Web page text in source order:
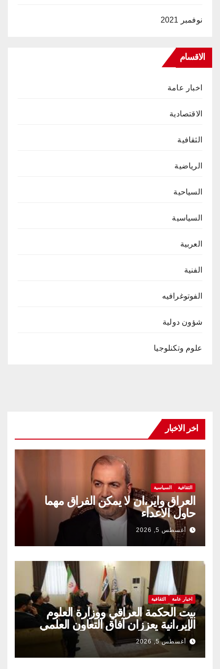
نوفمبر 2021
الاقسام
اخبار عامة
الاقتصادية
الثقافية
الرياضية
السياحية
السياسية
العربية
الفنية
الفوتوغرافيه
شؤون دولية
علوم وتكنلوجيا
اخر الاخبار
الثقافية السياسية
العراق واير،ان لا يمكن الفراق مهما
حاول الاعداء
أغسطس 5, 2026
اخبار عامة الثقافية
بيت الحكمة العراقي ووزارة العلوم
الإير،انية يعززان آفاق التعاون العلمي
والثقافي.
أغسطس 5, 2026